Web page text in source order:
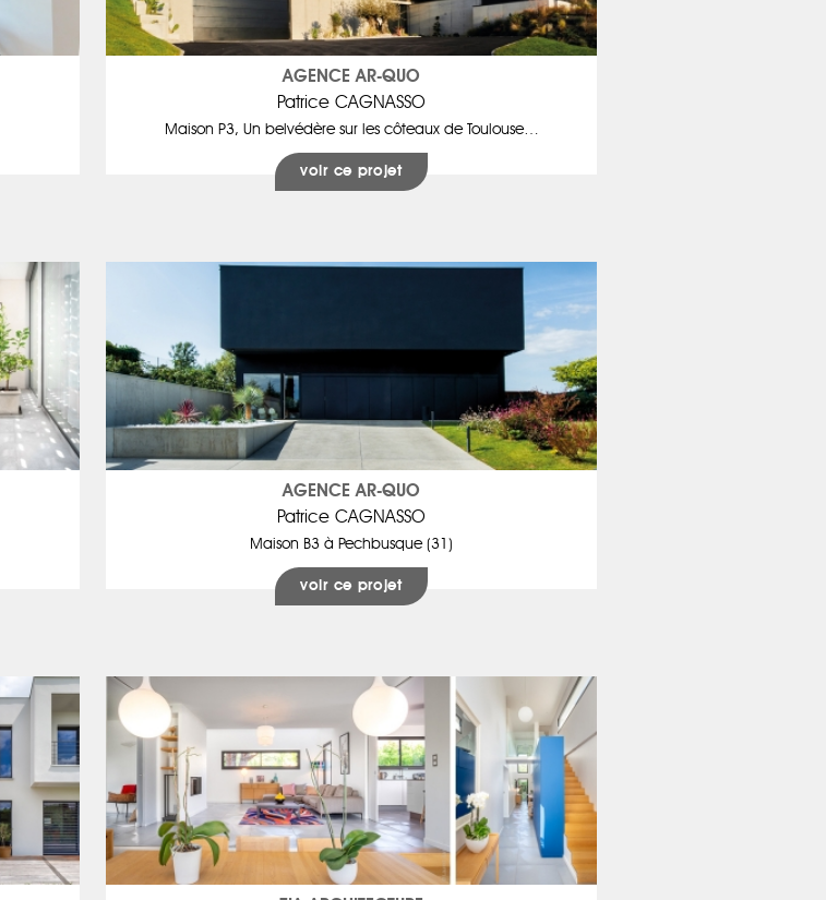
AGENCE AR-QUO
Patrice CAGNASSO
Maison P3, Un belvédère sur les côteaux de Toulouse…
voir ce projet
AGENCE AR-QUO
Patrice CAGNASSO
Maison B3 à Pechbusque (31)
voir ce projet